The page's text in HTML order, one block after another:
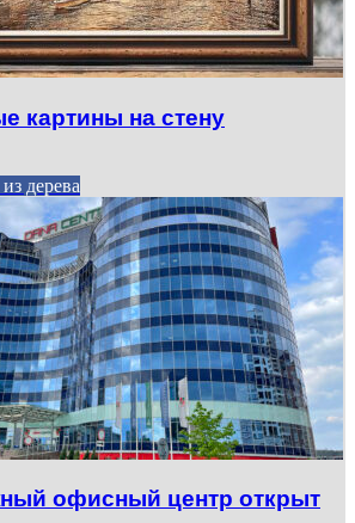
картины на стену
дерева
офисный центр открыт